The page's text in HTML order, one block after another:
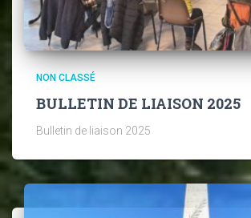
NON CLASSÉ
BULLETIN DE LIAISON 2025
Bulletin de liaison 2025